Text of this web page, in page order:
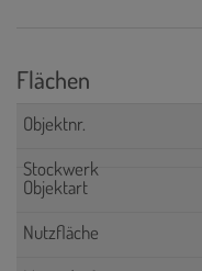
Flächen